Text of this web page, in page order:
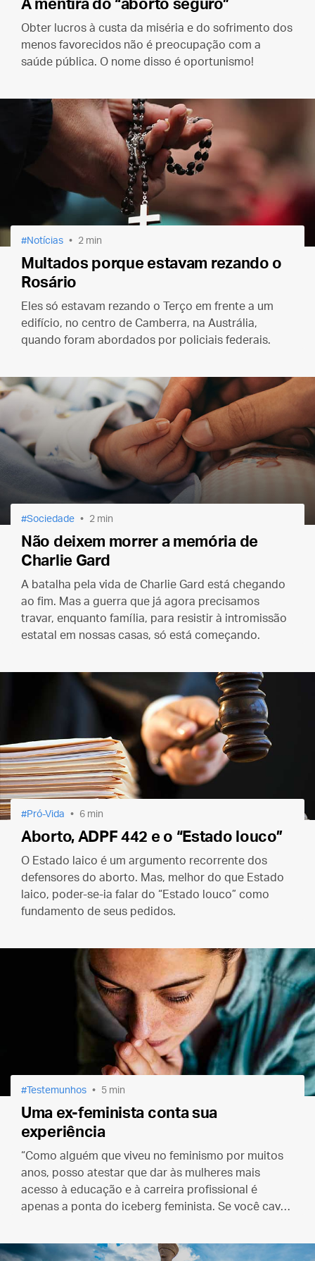
A mentira do “aborto seguro”
Obter lucros à custa da miséria e do sofrimento dos
menos favorecidos não é preocupação com a
saúde pública. O nome disso é oportunismo!
Notícias 2 min
Multados porque estavam rezando o
Rosário
Eles só estavam rezando o Terço em frente a um
edifício, no centro de Camberra, na Austrália,
quando foram abordados por policiais federais.
Sociedade 2 min
Não deixem morrer a memória de
Charlie Gard
A batalha pela vida de Charlie Gard está chegando
ao fim. Mas a guerra que já agora precisamos
travar, enquanto família, para resistir à intromissão
estatal em nossas casas, só está começando.
Pró-Vida 6 min
Aborto, ADPF 442 e o “Estado louco”
O Estado laico é um argumento recorrente dos
defensores do aborto. Mas, melhor do que Estado
laico, poder-se-ia falar do “Estado louco” como
fundamento de seus pedidos.
Testemunhos 5 min
Uma ex-feminista conta sua
experiência
“Como alguém que viveu no feminismo por muitos
anos, posso atestar que dar às mulheres mais
acesso à educação e à carreira profissional é
apenas a ponta do iceberg feminista. Se você cavar